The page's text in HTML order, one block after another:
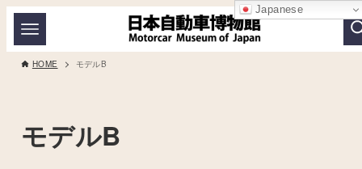
HOME モデルB
モデルB
Japanese